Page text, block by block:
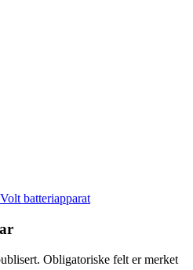
batteriapparat
Obligatoriske felt er merket